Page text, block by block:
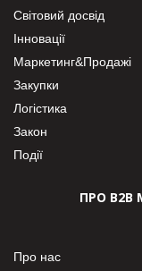
Світовий досвід
Інновації
Маркетинг&Продажі
Закупки
Логістика
Закон
Події
ПРО В2В
Про нас